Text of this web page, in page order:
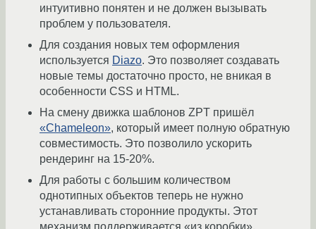
интуитивно понятен и не должен вызывать
проблем у пользователя.
Для создания новых тем оформления
используется Diazo. Это позволяет создавать
новые темы достаточно просто, не вникая в
особенности CSS и HTML.
На смену движка шаблонов ZPT пришёл
«Chameleon», который имеет полную обратную
совместимость. Это позволило ускорить
рендеринг на 15-20%.
Для работы с большим количеством
однотипных объектов теперь не нужно
устанавливать сторонние продукты. Этот